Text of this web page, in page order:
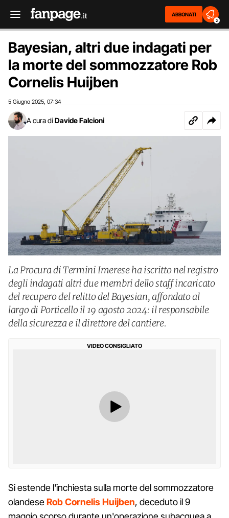
ABBONATI
2
Bayesian, altri due indagati per
la morte del sommozzatore Rob
Cornelis Huijben
5 Giugno 2025 07:34
A cura di Davide Falcioni
La Procura di Termini Imerese ha iscritto nel registro
degli indagati altri due membri dello staff incaricato
del recupero del relitto del Bayesian, affondato al
largo di Porticello il 19 agosto 2024: il responsabile
della sicurezza e il direttore del cantiere.
VIDEO CONSIGLIATO
Si estende l'inchiesta sulla morte del sommozzatore
olandeseRob Cornelis Huijben, deceduto il 9